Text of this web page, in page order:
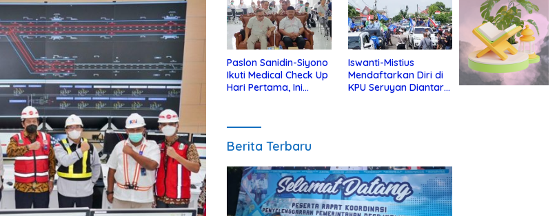
Paslon Sanidin-Siyono
Ikuti Medical Check Up
Hari Pertama, Ini
Iswanti-Mistius
Mendaftarkan Diri di
KPU Seruyan Diantar
Berita Terbaru